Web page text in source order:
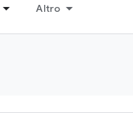
Altro